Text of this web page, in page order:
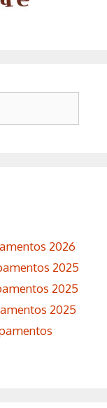
2026
2025
2025
2025